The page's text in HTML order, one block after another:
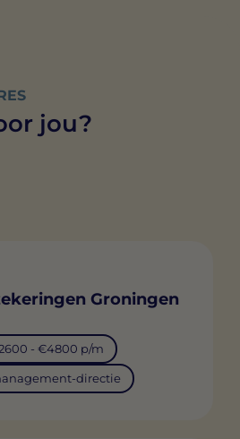
jou?
Groningen
- €4800 p/m
directie